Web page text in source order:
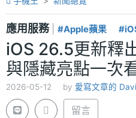
應用服務 #Apple蘋果
iOS 26.5更新釋
與隱藏亮點一次
2026-05-12 by 愛寫文章的
留言